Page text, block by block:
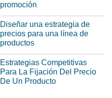
promoción
Diseñar una estrategia de
precios para una línea de
productos
Estrategias Competitivas
Para La Fijación Del Precio
De Un Producto